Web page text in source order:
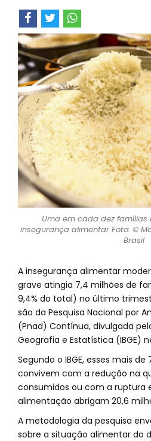
Uma em cada dez famílias
insegurança alimentar Foto: ©
Brasil
A insegurança alimentar
grave atingia 7,4 milhões de
9,4% do total) no último
são da Pesquisa Nacional por
(Pnad) Contínua, divulgada
Geografia e Estatística (IBGE)
Segundo o IBGE, esses mais
convivem com a redução na
consumidos ou com a ruptura
alimentação abrigam 20,6
A metodologia da pesquisa
sobre a situação alimentar do